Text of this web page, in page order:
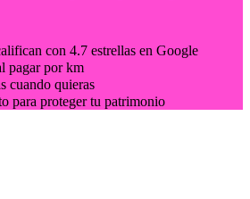
con 4.7 estrellas en Google
pagar por km
cuando quieras
para proteger tu patrimonio